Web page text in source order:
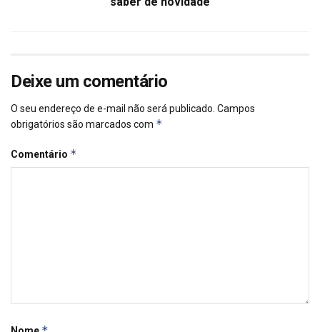
Deixe um comentário
O seu endereço de e-mail não será publicado. Campos
obrigatórios são marcados com *
Comentário *